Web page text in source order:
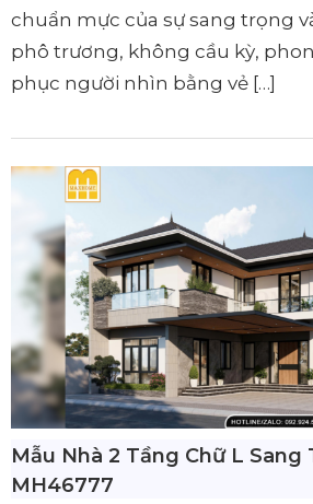
chuẩn mực của sự sang trọng
phô trương, không cầu kỳ,
phục người nhìn bằng vẻ […]
Mẫu Nhà 2 Tầng Chữ L Sang
MH46777